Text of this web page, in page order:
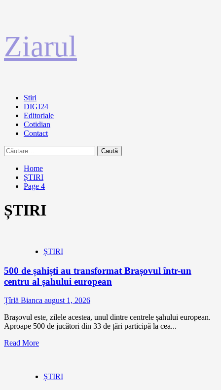
la
conținut
Ziarul
Primary
Menu
Stiri
DIGI24
Editoriale
Cotidian
Contact
Caută
după:
Home
ȘTIRI
Page 4
ȘTIRI
ȘTIRI
500 de șahiști au transformat Brașovul într-un
centru al șahului european
Țîrlă Bianca august 1, 2026
Brașovul este, zilele acestea, unul dintre centrele șahului european.
Aproape 500 de jucători din 33 de țări participă la cea...
Read More
ȘTIRI